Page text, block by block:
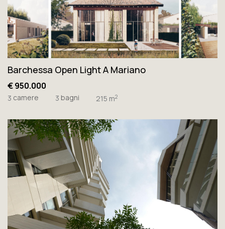
Barchessa Open Light A Mariano
€ 950.000
3 camere 3 bagni 215 m2